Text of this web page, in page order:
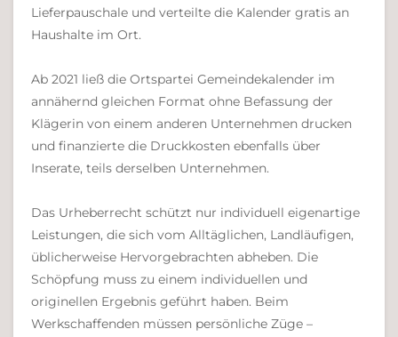
Lieferpauschale und verteilte die Kalender gratis an
Haushalte im Ort.
Ab 2021 ließ die Ortspartei Gemeindekalender im
annähernd gleichen Format ohne Befassung der
Klägerin von einem anderen Unternehmen drucken
und finanzierte die Druckkosten ebenfalls über
Inserate, teils derselben Unternehmen.
Das Urheberrecht schützt nur individuell eigenartige
Leistungen, die sich vom Alltäglichen, Landläufigen,
üblicherweise Hervorgebrachten abheben. Die
Schöpfung muss zu einem individuellen und
originellen Ergebnis geführt haben. Beim
Werkschaffenden müssen persönliche Züge –